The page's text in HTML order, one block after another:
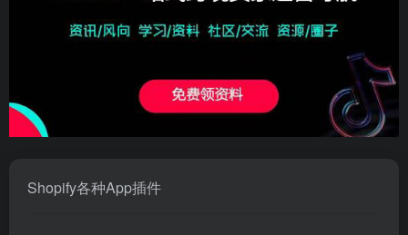
Shopify各种App插件